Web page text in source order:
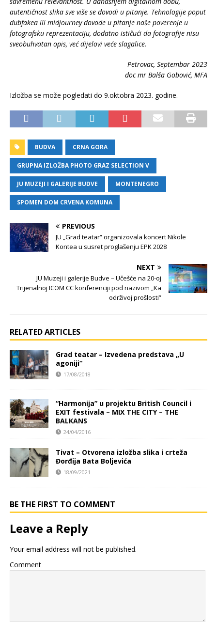
autentičnost slika sve više se dovodi u pitanje. Tehnologije poput
dubfakea ili midjourney dovode u pitanje naše poverenje u
fotografsku reprezentaciju, dodatno ističući da fotografije nisu
sveobuhvatan opis, već dijelovi veće slagalice.
Petrovac, Septembar 2023
doc mr Balša Gobović, MFA
Izložba se može pogledati do 9.oktobra 2023. godine.
BUDVA CRNA GORA
GRUPNA IZLOŽBA PHOTO GRAZ SELECTION V
JU MUZEJI I GALERIJE BUDVE MONTENEGRO
SPOMEN DOM CRVENA KOMUNA
PREVIOUS
JU „Grad teatar“ organizovala koncert Nikole
Kontea u susret proglašenju EPK 2028
NEXT
JU Muzeji i galerije Budve – Učešće na 20-oj
Trijenalnoj ICOM CC konferenciji pod nazivom „Ka
održivoj prošlosti”
RELATED ARTICLES
Grad teatar – Izvedena predstava „U
agoniji“
17/08/2018
“Harmonija” u projektu British Council i
EXIT festivala – MIX THE CITY – THE
BALKANS
24/04/2016
Tivat – Otvorena izložba slika i crteža
Đorđija Bata Boljevića
18/09/2021
BE THE FIRST TO COMMENT
Leave a Reply
Your email address will not be published.
Comment